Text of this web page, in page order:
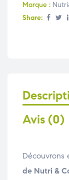
Marque :
Share:
Avis (0)
Découvrons
de Nutri &